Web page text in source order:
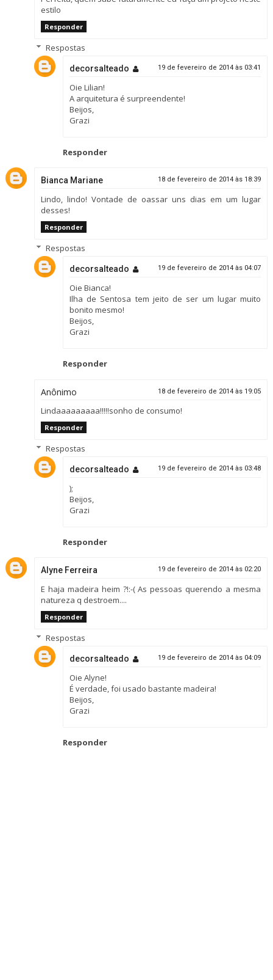
estilo
Responder
Respostas
decorsalteado 19 de fevereiro de 2014 às 03:41
Oie Lilian!
A arquitetura é surpreendente!
Beijos,
Grazi
Responder
Bianca Mariane 18 de fevereiro de 2014 às 18:39
Lindo, lindo! Vontade de oassar uns dias em um lugar
desses!
Responder
Respostas
decorsalteado 19 de fevereiro de 2014 às 04:07
Oie Bianca!
Ilha de Sentosa tem jeito de ser um lugar muito
bonito mesmo!
Beijos,
Grazi
Responder
Anônimo 18 de fevereiro de 2014 às 19:05
Lindaaaaaaaaa!!!!!sonho de consumo!
Responder
Respostas
decorsalteado 19 de fevereiro de 2014 às 03:48
);
Beijos,
Grazi
Responder
Alyne Ferreira 19 de fevereiro de 2014 às 02:20
E haja madeira heim ?!:-( As pessoas querendo a mesma
natureza q destroem....
Responder
Respostas
decorsalteado 19 de fevereiro de 2014 às 04:09
Oie Alyne!
É verdade, foi usado bastante madeira!
Beijos,
Grazi
Responder